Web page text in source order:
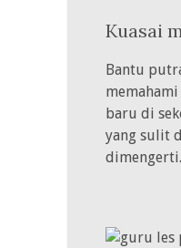
Kuasai
Bantu
baru di
yang sulit
dimengerti.